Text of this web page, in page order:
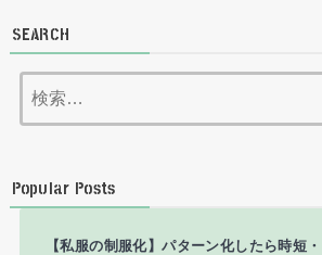
SEARCH
索:
Popular Posts
【私服の制服化】パターン化したら時短